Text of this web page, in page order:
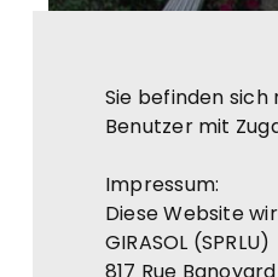
Sie befinden
Benutzer mit
Impressum:
Diese Website
GIRASOL (SPRLU)
817 Rue Banoyard